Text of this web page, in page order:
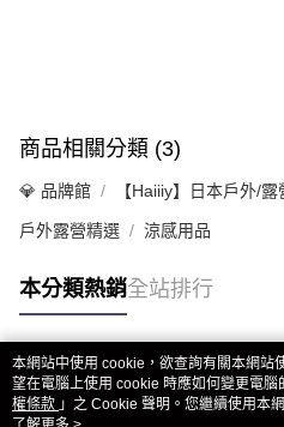
商品相關分類 (3)
💎 品牌館 【Haiiiy】日本戶外/露
戶外露營精選 涼感用品
本分類熱銷全站排行
熱門標籤
本網站中使用 cookie，欲查詢有關本網站
望在電腦上使用 cookie 時應如何變更電腦
權條款 」之 Cookie 聲明。您繼續使用本